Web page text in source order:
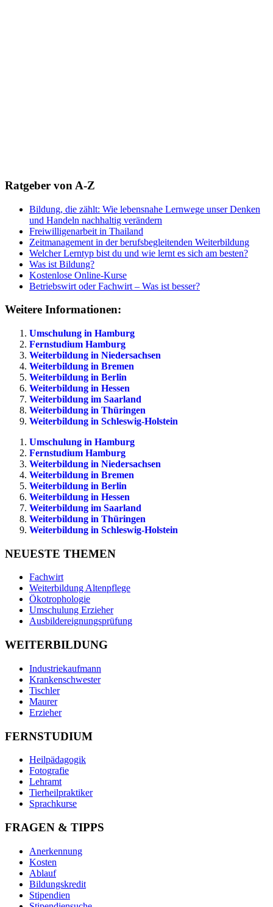
Ratgeber von A-Z
Bildung, die zählt: Wie lebensnahe Lernwege unser Denken
und Handeln nachhaltig verändern
Freiwilligenarbeit in Thailand
Zeitmanagement in der berufsbegleitenden Weiterbildung
Welcher Lerntyp bist du und wie lernt es sich am besten?
Was ist Bildung?
Kostenlose Online-Kurse
Betriebswirt oder Fachwirt – Was ist besser?
Weitere Informationen:
Umschulung in Hamburg
Fernstudium Hamburg
Weiterbildung in Niedersachsen
Weiterbildung in Bremen
Weiterbildung in Berlin
Weiterbildung in Hessen
Weiterbildung im Saarland
Weiterbildung in Thüringen
Weiterbildung in Schleswig-Holstein
Umschulung in Hamburg
Fernstudium Hamburg
Weiterbildung in Niedersachsen
Weiterbildung in Bremen
Weiterbildung in Berlin
Weiterbildung in Hessen
Weiterbildung im Saarland
Weiterbildung in Thüringen
Weiterbildung in Schleswig-Holstein
NEUESTE THEMEN
Fachwirt
Weiterbildung Altenpflege
Ökotrophologie
Umschulung Erzieher
Ausbildereignungsprüfung
WEITERBILDUNG
Industriekaufmann
Krankenschwester
Tischler
Maurer
Erzieher
FERNSTUDIUM
Heilpädagogik
Fotografie
Lehramt
Tierheilpraktiker
Sprachkurse
FRAGEN & TIPPS
Anerkennung
Kosten
Ablauf
Bildungskredit
Stipendien